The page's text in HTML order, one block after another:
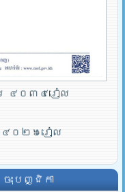
៤០៣៤រៀល
៤០២៦រៀល
បញ្ជិកា